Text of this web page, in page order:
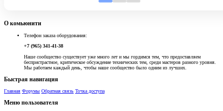
О комьюнити
Телефон заказа оборудования:
+7 (965) 341-41-38
Наше сообщество существует уже много лет и мы гордимся тем, что предоставляем
беспристрастное, критическое обсуждение технических тем, среди мастеров разного уровня.
Мы работаем каждый день, чтобы наше сообщество было одним из лучших.
Быстрая навигация
Главная Форумы Обратная связь Точка доступа
Меню пользователя